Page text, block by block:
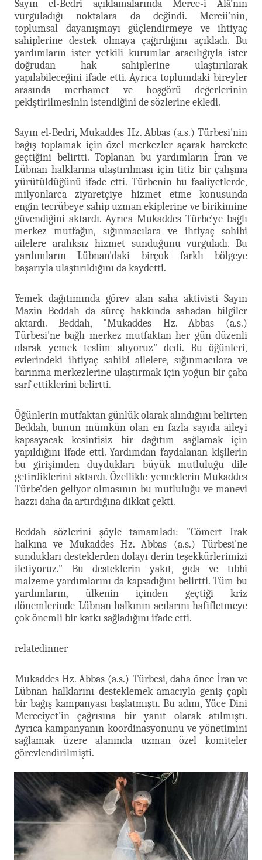
Sayın el-Bedri açıklamalarında Merce-i Âlâ’nın
vurguladığı noktalara da değindi. Mercii'nin,
toplumsal dayanışmayı güçlendirmeye ve ihtiyaç
sahiplerine destek olmaya çağırdığını açıkladı. Bu
yardımların ister yetkili kurumlar aracılığıyla ister
doğrudan hak sahiplerine ulaştırılarak
yapılabileceğini ifade etti. Ayrıca toplumdaki bireyler
arasında merhamet ve hoşgörü değerlerinin
pekiştirilmesinin istendiğini de sözlerine ekledi.
Sayın el-Bedri, Mukaddes Hz. Abbas (a.s.) Türbesi'nin
bağış toplamak için özel merkezler açarak harekete
geçtiğini belirtti. Toplanan bu yardımların İran ve
Lübnan halklarına ulaştırılması için titiz bir çalışma
yürütüldüğünü ifade etti. Türbenin bu faaliyetlerde,
milyonlarca ziyaretçiye hizmet etme konusunda
engin tecrübeye sahip uzman ekiplerine ve birikimine
güvendiğini aktardı. Ayrıca Mukaddes Türbe'ye bağlı
merkez mutfağın, sığınmacılara ve ihtiyaç sahibi
ailelere aralıksız hizmet sunduğunu vurguladı. Bu
yardımların Lübnan'daki birçok farklı bölgeye
başarıyla ulaştırıldığını da kaydetti.
Yemek dağıtımında görev alan saha aktivisti Sayın
Mazin Beddah da süreç hakkında sahadan bilgiler
aktardı. Beddah, "Mukaddes Hz. Abbas (a.s.)
Türbesi'ne bağlı merkez mutfaktan her gün düzenli
olarak yemek teslim alıyoruz" dedi. Bu öğünleri,
evlerindeki ihtiyaç sahibi ailelere, sığınmacılara ve
barınma merkezlerine ulaştırmak için yoğun bir çaba
sarf ettiklerini belirtti.
Öğünlerin mutfaktan günlük olarak alındığını belirten
Beddah, bunun mümkün olan en fazla sayıda aileyi
kapsayacak kesintisiz bir dağıtım sağlamak için
yapıldığını ifade etti. Yardımdan faydalanan kişilerin
bu girişimden duydukları büyük mutluluğu dile
getirdiklerini aktardı. Özellikle yemeklerin Mukaddes
Türbe'den geliyor olmasının bu mutluluğu ve manevi
hazzı daha da artırdığına dikkat çekti.
Beddah sözlerini şöyle tamamladı: "Cömert Irak
halkına ve Mukaddes Hz. Abbas (a.s.) Türbesi'ne
sundukları desteklerden dolayı derin teşekkürlerimizi
iletiyoruz." Bu desteklerin yakıt, gıda ve tıbbi
malzeme yardımlarını da kapsadığını belirtti. Tüm bu
yardımların, ülkenin içinden geçtiği kriz
dönemlerinde Lübnan halkının acılarını hafifletmeye
çok önemli bir katkı sağladığını ifade etti.
relatedinner
Mukaddes Hz. Abbas (a.s.) Türbesi, daha önce İran ve
Lübnan halklarını desteklemek amacıyla geniş çaplı
bir bağış kampanyası başlatmıştı. Bu adım, Yüce Dini
Merceiyet’in çağrısına bir yanıt olarak atılmıştı.
Ayrıca kampanyanın koordinasyonunu ve yönetimini
sağlamak üzere alanında uzman özel komiteler
görevlendirilmişti.